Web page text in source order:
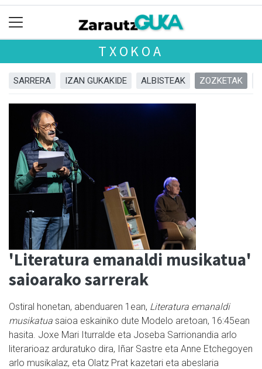
TXOKOA
SARRERA IZAN GUKAKIDE ALBISTEAK ZOZKETAK
'Literatura emanaldi musikatua'
saioarako sarrerak
Ostiral honetan, abenduaren 1ean, Literatura emanaldi
musikatua saioa eskainiko dute Modelo aretoan, 16:45ean
hasita. Joxe Mari Iturralde eta Joseba Sarrionandia arlo
literarioaz arduratuko dira, Iñar Sastre eta Anne Etchegoyen
arlo musikalaz, eta Olatz Prat kazetari eta abeslaria